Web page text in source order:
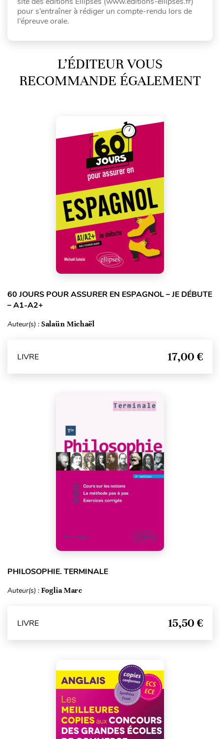
pour s’entraîner à rédiger un compte-rendu lors de
l’épreuve orale.
L’ÉDITEUR VOUS
RECOMMANDE ÉGALEMENT
60 JOURS POUR ASSURER EN ESPAGNOL – JE DÉBUTE
– A1-A2+
Auteur(s) : Salaün Michaël
LIVRE 17,00 €
PHILOSOPHIE. TERMINALE
Auteur(s) : Foglia Marc
LIVRE 15,50 €